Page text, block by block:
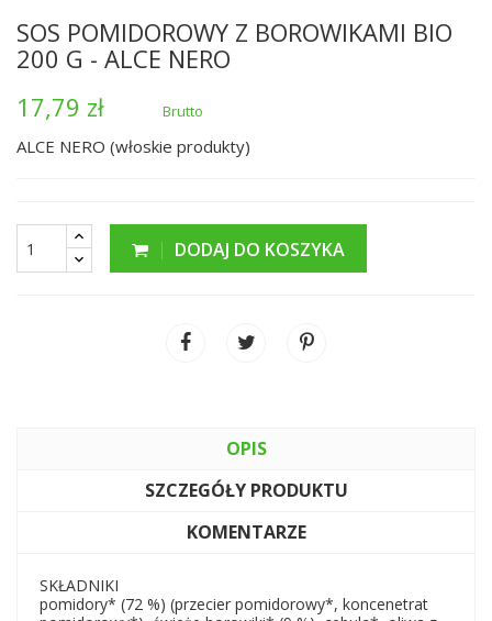
SOS POMIDOROWY Z BOROWIKAMI BIO
200 G - ALCE NERO
17,79 zł
Brutto
ALCE NERO (włoskie produkty)
DODAJ DO KOSZYKA
OPIS
SZCZEGÓŁY PRODUKTU
KOMENTARZE
SKŁADNIKI
pomidory* (72 %) (przecier pomidorowy*, koncenetrat